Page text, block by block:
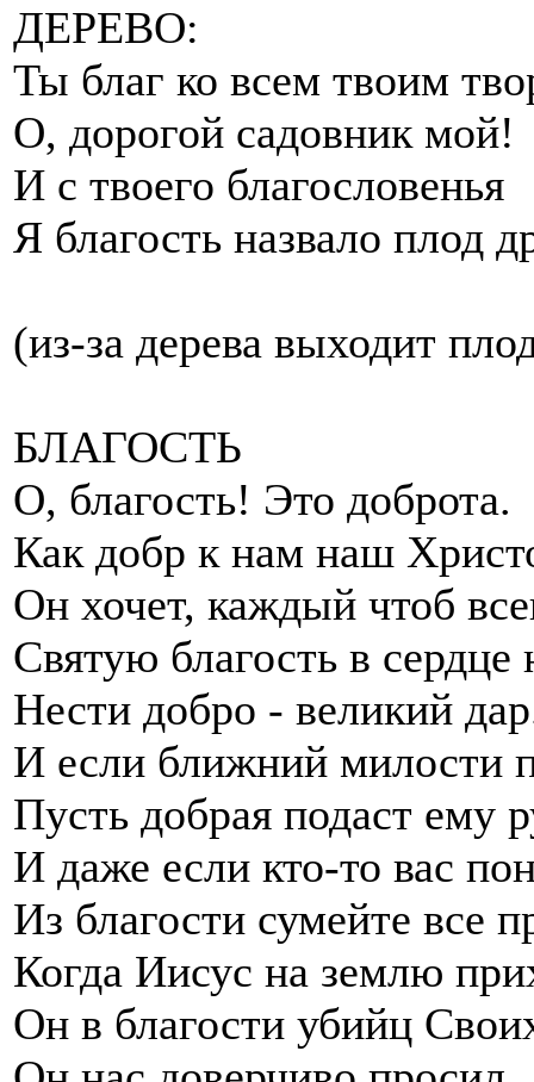
ДЕРЕВО:
Ты благ ко всем твоим
О, дорогой садовник мой!
И с твоего благословенья
Я благость назвало плод
(из-за дерева выходит
БЛАГОСТЬ
О, благость! Это доброта.
Как добр к нам наш
Он хочет, каждый чтоб
Святую благость в сердце
Нести добро - великий
И если ближний милости
Пусть добрая подаст ему
И даже если кто-то вас
Из благости сумейте все
Когда Иисус на землю
Он в благости убийц